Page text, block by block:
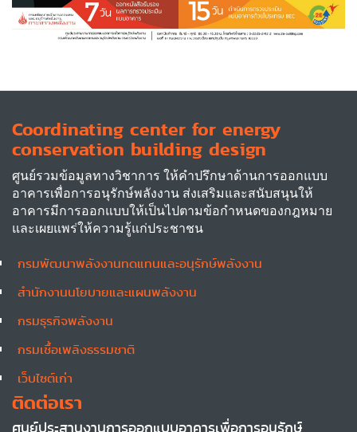
Coordinating center for energy
conservation building design
ศูนย์รวมข้อมูลทางวิชาการ ให้คำปรึกษาด้านการออกแบบ
อาคารเพื่อการอนุรักษ์พลังงาน ส่งเสริมและสนับสนุนให้
อาคารมีการออกแบบให้เป็นไปตามข้อกำหนดของกฎหมาย
และเผยแพร่ให้ความรู้แก่ประชาชน
Other
กรมพัฒนาพลังงานทดแทนและอนุรักษ์พลังงาน
สำนักงานนโยบายและแผนพลังงาน
กรมธุรกิจพลังงาน
กรมเชื้อเพลิงธรรมชาติ
เว็บไซต์เก่า
ติดต่อเรา
ศูนย์ประสานงานการออกแบบอาคารเพื่อการอนุรักษ์